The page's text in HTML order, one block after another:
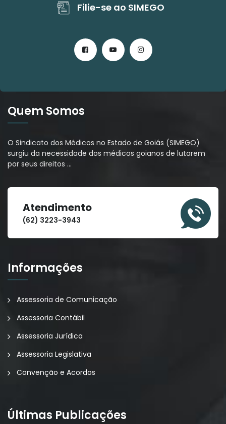
Filie-se ao SIMEGO
Quem Somos
O Sindicato dos Médicos no Estado de Goiás (SIMEGO)
surgiu da necessidade dos médicos goianos de lutarem
por seus direitos …
Atendimento
(62) 3223-3943
Informações
Assessoria de Comunicação
Assessoria Contábil
Assessoria Jurídica
Assessoria Legislativa
Convenção e Acordos
Últimas Publicações